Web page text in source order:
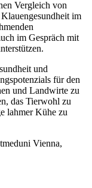
Vergleich von
im
im Gespräch mit
und
für den
und Landwirte zu
das Tierwohl zu
lahmer Kühe zu
Vienna,